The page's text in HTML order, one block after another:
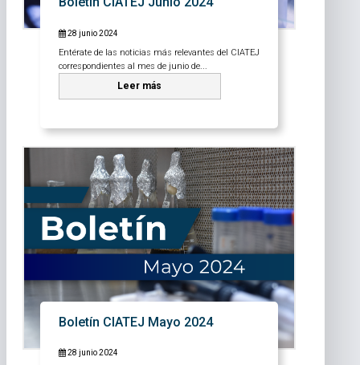
28 junio 2024
Entérate de las noticias más relevantes del CIATEJ
correspondientes al mes de junio de...
Leer más
Boletín CIATEJ Mayo 2024
28 junio 2024